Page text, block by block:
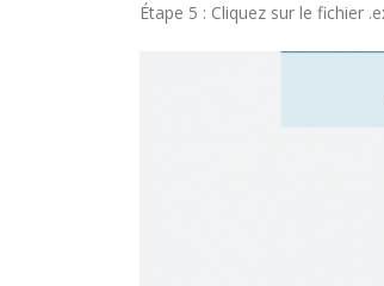
Étape 5 : Cliquez sur le fichier